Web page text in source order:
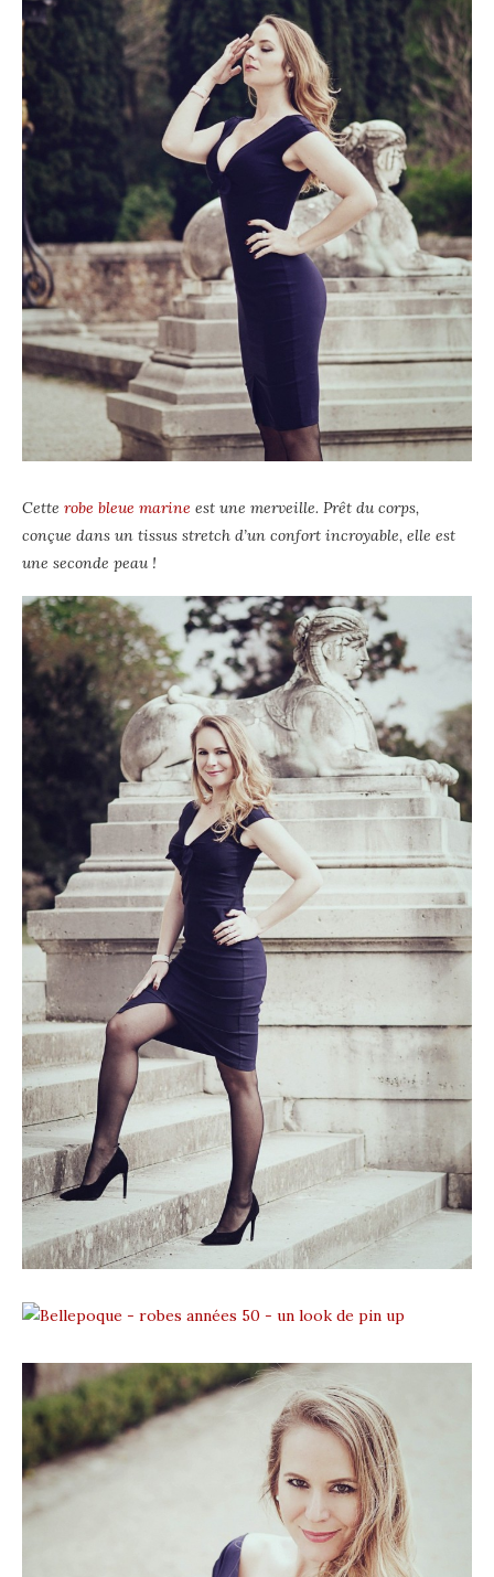
Cette robe bleue marine est une merveille. Prêt du corps,
conçue dans un tissus stretch d’un confort incroyable, elle est
une seconde peau !